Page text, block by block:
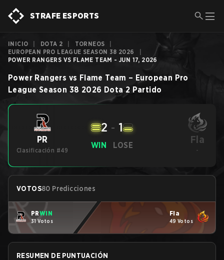
STRAFE ESPORTS
INICIO DOTA 2 TORNEOS
EUROPEAN PRO LEAGUE SEASON 38 2026
POWER RANGERS VS FLAME TEAM - JUN 17, 2026
Power Rangers vs Flame Team – European Pro
League Season 38 2026 Dota 2 Partido
PR
Clasificación #49
WIN
2 - 1
LOSE Fla
-
VOTOS80 Predicciones
PRWIN
31 Votos
Fla
49 Votos
RESUMEN DE PUNTUACIÓN